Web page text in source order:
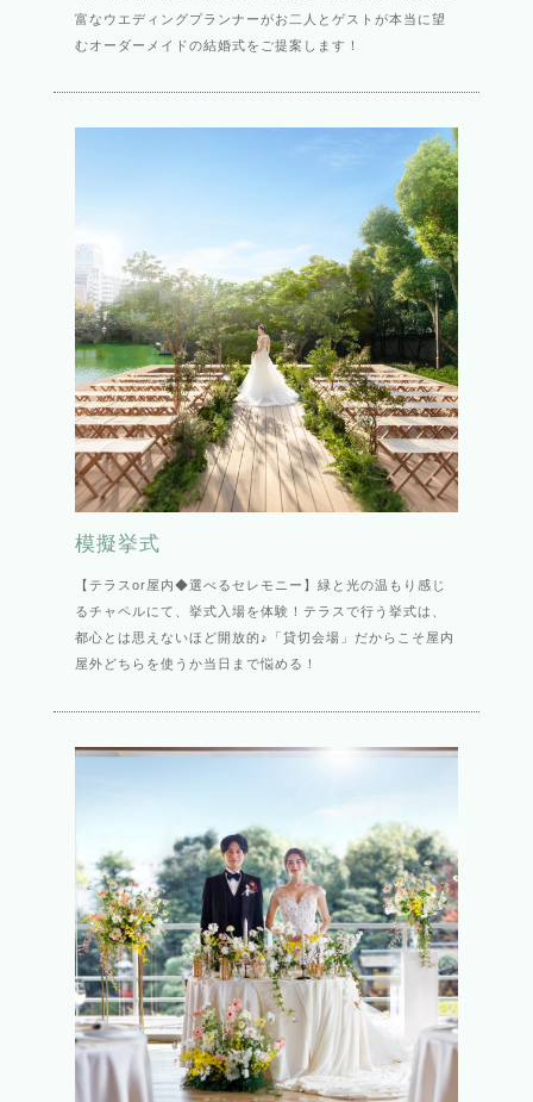
富なウエディングプランナーがお二人とゲストが本当に望
むオーダーメイドの結婚式をご提案します！
模擬挙式
【テラスor屋内◆選べるセレモニー】緑と光の温もり感じ
るチャペルにて、挙式入場を体験！テラスで行う挙式は、
都心とは思えないほど開放的♪「貸切会場」だからこそ屋内
屋外どちらを使うか当日まで悩める！